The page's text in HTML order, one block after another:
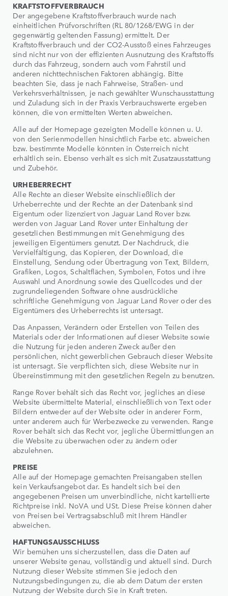
KRAFTSTOFFVERBRAUCH
Der angegebene Kraftstoffverbrauch wurde nach
einheitlichen Prüfvorschriften (RL 80/1268/EWG in der
gegenwärtig geltenden Fassung) ermittelt. Der
Kraftstoffverbrauch und der CO2-Ausstoß eines Fahrzeuges
sind nicht nur von der effizienten Ausnutzung des Kraftstoffs
durch das Fahrzeug, sondern auch vom Fahrstil und
anderen nichttechnischen Faktoren abhängig. Bitte
beachten Sie, dass je nach Fahrweise, Straßen- und
Verkehrsverhältnissen, je nach gewählter Wunschausstattung
und Zuladung sich in der Praxis Verbrauchswerte ergeben
können, die von ermittelten Werten abweichen.
Alle auf der Homepage gezeigten Modelle können u. U.
von den Serienmodellen hinsichtlich Farbe etc. abweichen
bzw. bestimmte Modelle könnten in Österreich nicht
erhältlich sein. Ebenso verhält es sich mit Zusatzausstattung
und Zubehör.
URHEBERRECHT
Alle Rechte an dieser Website einschließlich der
Urheberrechte und der Rechte an der Datenbank sind
Eigentum oder lizenziert von Jaguar Land Rover bzw.
werden von Jaguar Land Rover unter Einhaltung der
gesetzlichen Bestimmungen mit Genehmigung des
jeweiligen Eigentümers genutzt. Der Nachdruck, die
Vervielfältigung, das Kopieren, der Download, die
Einstellung, Sendung oder Übertragung von Text, Bildern,
Grafiken, Logos, Schaltflächen, Symbolen, Fotos und ihre
Auswahl und Anordnung sowie des Quellcodes und der
zugrundeliegenden Software ohne ausdrückliche
schriftliche Genehmigung von Jaguar Land Rover oder des
Eigentümers des Urheberrechts ist untersagt.
Das Anpassen, Verändern oder Erstellen von Teilen des
Materials oder der Informationen auf dieser Website sowie
die Nutzung für jeden anderen Zweck außer den
persönlichen, nicht gewerblichen Gebrauch dieser Website
ist untersagt. Sie verpflichten sich, diese Website nur in
Übereinstimmung mit den gesetzlichen Regeln zu benutzen.
Range Rover behält sich das Recht vor, jegliches an diese
Website übermittelte Material, einschließlich von Text oder
Bildern entweder auf der Website oder in anderer Form,
unter anderem auch für Werbezwecke zu verwenden. Range
Rover behält sich das Recht vor, jegliche Übermittlungen an
die Website zu überwachen oder zu ändern oder
abzulehnen.
PREISE
Alle auf der Homepage gemachten Preisangaben stellen
kein Verkaufsangebot dar. Es handelt sich bei den
angegebenen Preisen um unverbindliche, nicht kartellierte
Richtpreise inkl. NoVA und USt. Diese Preise können daher
von Preisen bei Vertragsabschluß mit Ihrem Händler
abweichen.
HAFTUNGSAUSSCHLUSS
Wir bemühen uns sicherzustellen, dass die Daten auf
unserer Website genau, vollständig und aktuell sind. Durch
Nutzung dieser Website stimmen Sie jedoch den
Nutzungsbedingungen zu, die ab dem Datum der ersten
Nutzung der Website durch Sie in Kraft treten.